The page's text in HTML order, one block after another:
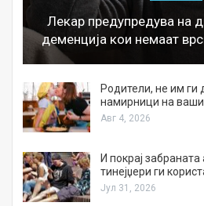
Лекар предупредува на
деменција кои немаат
Родители, не им ги
намирници на
Авг 4, 2026
И покрај
тинејџери ги
Јул 31, 2026